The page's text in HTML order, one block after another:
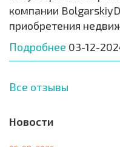
компании
приобретения
Подробнее 03-12-
Все отзывы
Новости